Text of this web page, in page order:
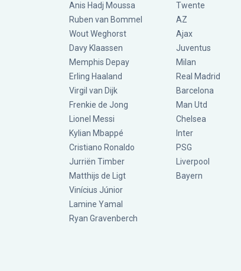
Anis Hadj Moussa
Ruben van Bommel
Wout Weghorst
Davy Klaassen
Memphis Depay
Erling Haaland
Virgil van Dijk
Frenkie de Jong
Lionel Messi
Kylian Mbappé
Cristiano Ronaldo
Jurriën Timber
Matthijs de Ligt
Vinícius Júnior
Lamine Yamal
Ryan Gravenberch
Twente
AZ
Ajax
Juventus
Milan
Real Madrid
Barcelona
Man Utd
Chelsea
Inter
PSG
Liverpool
Bayern